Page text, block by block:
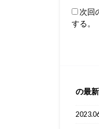
次回
する。
の最